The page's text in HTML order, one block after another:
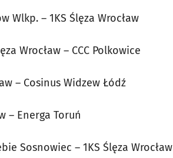
Wlkp. – 1KS Ślęza Wrocław
Wrocław – CCC Polkowice
– Cosinus Widzew Łódź
– Energa Toruń
Sosnowiec – 1KS Ślęza Wrocław